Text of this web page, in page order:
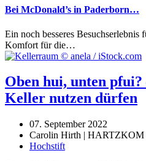
Bei McDonald’s in Paderborn…
Ein noch besseres Besuchserlebnis
Komfort für die…
Oben hui, unten
Keller nutzen dürfen
07. September 2022
Carolin Hirth | HARTZKOM
Hochstift